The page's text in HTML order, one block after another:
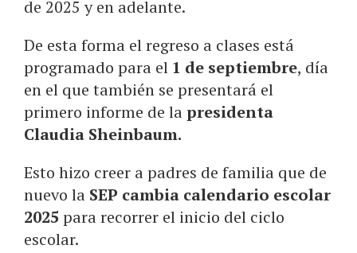
de 2025 y en adelante.
De esta forma el regreso a clases está
programado para el 1 de septiembre, día
en el que también se presentará el
primero informe de lapresidenta
Claudia Sheinbaum.
Esto hizo creer a padres de familia que de
nuevo la SEP cambia calendario escolar
2025 para recorrer el inicio del ciclo
escolar.